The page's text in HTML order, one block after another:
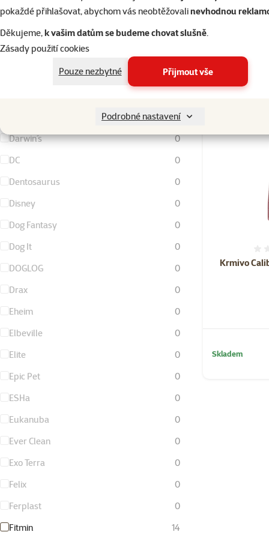
pokaždé přihlašovat, abychom vás neobtěžovalinevhodnou
Děkujeme,k vašim datům se budeme chovat slušně.
Zásady použití cookies
Pouze nezbytné
Přijmout vše
Podrobné nastavení
Catit
0
CURE POINT
0
České seno
0
0
Darwin´s
0
DC
0
Dentosaurus
0
Disney
0
Dog Fantasy
0
Dog It
0
DOGLOG
0
Drax
0
Eheim
0
Elbeville
0
Elite
0
Epic Pet
0
ESHa
0
Eukanuba
0
Ever Clean
0
Exo Terra
0
Felix
0
Ferplast
0
Fitmin
14
Skladem
Krmivo
Skladem